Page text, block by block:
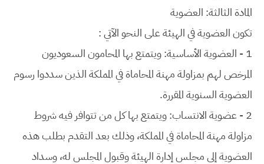
المادة الثالثة: العضوية
تكون العضوية في الهيئة على النحو الآتي :
1 - العضوية الأساسية: ويتمتع بها المحامون السعوديون
المرخص لهم بمزاولة مهنة المحاماة في المملكة الذين سددوا رسوم
العضوية السنوية المقررة.
2 - عضوية الانتساب: ويتمتع بها كل من تتوافر فيه شروط
مزاولة مهنة المحاماة في المملكة، وذلك بعد التقدم بطلب هذه
العضوية إلى مجلس إدارة الهيئة وقبول المجلس له، وسداد